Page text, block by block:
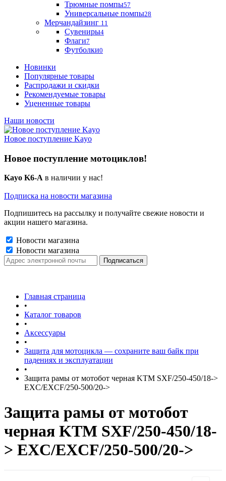
Трюмные помпы57
Универсальные помпы28
Мерчандайзинг 11
Сувениры4
Флаги7
Футболки0
Новинки
Популярные товары
Распродажи и скидки
Рекомендуемые товары
Уцененные товары
Наши новости
Новое поступление Kayo
Новое поступление мотоциклов!
Kayo K6-A в наличии у нас!
Подписка на новости магазина
Подпишитесь на рассылку и получайте свежие новости и
акции нашего магазина.
Новости магазина
Новости магазина
Главная страница
•
Каталог товаров
•
Аксессуары
•
Защита для мотоцикла — сохраните ваш байк при
падениях и эксплуатации
•
Защита рамы от мотобот черная KTM SXF/250-450/18->
EXC/EXCF/250-500/20->
Защита рамы от мотобот
черная KTM SXF/250-450/18-
> EXC/EXCF/250-500/20->